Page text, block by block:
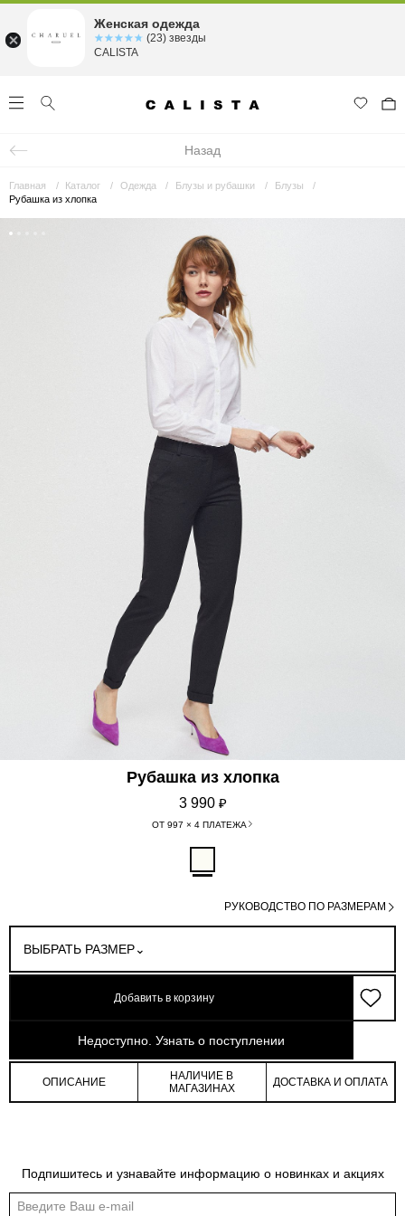
Назад
Главная Каталог Одежда Блузы и рубашки
Блузы
Рубашка из хлопка
Рубашка из хлопка
3 990 ₽
ОТ 997 × 4 ПЛАТЕЖА
ВЫБРАТЬ РАЗМЕР
РУКОВОДСТВО ПО РАЗМЕРАМ
Добавить в корзину
Недоступно. Узнать о поступлении
арт: 1-310936-002
Общая таблица размеров показывает нашу стандартную размерную линейку
Международный
ОПИСАНИЕ
НАЛИЧИЕ В
МАГАЗИНАХ
ДОСТАВКА И ОПЛАТА
Подпишитесь и узнавайте информацию о новинках и акциях
Женская одежда
☆☆☆☆☆
★★★★★ (23) звезды
CALISTA